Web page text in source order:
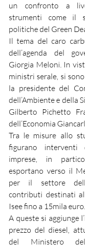
un confronto a
strumenti come il
politiche del Green
Il tema del caro
dell’agenda del
Giorgia Meloni. In
ministri serale, si
la presidente del
dell’Ambiente e della
Gilberto Pichetto
dell’Economia
Tra le misure allo
figurano interventi
imprese, in
esportano verso il
per il settore
contributi destinati
Isee fino a 15mila euro.
A queste si aggiunge
prezzo del diesel,
del Ministero